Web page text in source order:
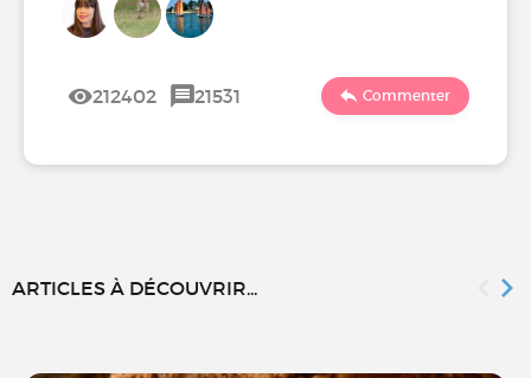
212402 21531 Commenter
ARTICLES À DÉCOUVRIR...